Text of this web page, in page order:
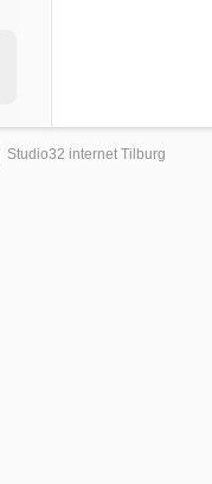
Studio32 internet Tilburg